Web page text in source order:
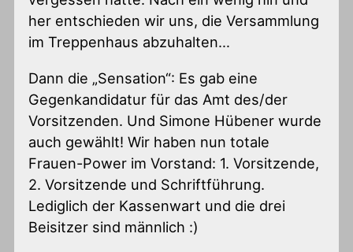
her entschieden wir uns, die Versammlung
im Treppenhaus abzuhalten…
Dann die „Sensation“: Es gab eine
Gegenkandidatur für das Amt des/der
Vorsitzenden. Und Simone Hübener wurde
auch gewählt! Wir haben nun totale
Frauen-Power im Vorstand: 1. Vorsitzende,
2. Vorsitzende und Schriftführung.
Lediglich der Kassenwart und die drei
Beisitzer sind männlich :)